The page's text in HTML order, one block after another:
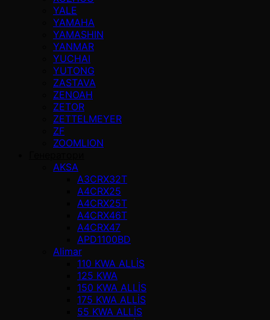
YALE
YAMAHA
YAMASHIN
YANMAR
YUCHAI
YUTONG
ZASTAVA
ZENOAH
ZETOR
ZETTELMEYER
ZF
ZOOMLION
AKSA
A3CRX32T
A4CRX25
A4CRX25T
A4CRX46T
A4CRX47
APD1100BD
Alimar
110 KWA ALLİS
125 KWA
150 KWA ALLİS
175 KWA ALLİS
55 KWA ALLİS